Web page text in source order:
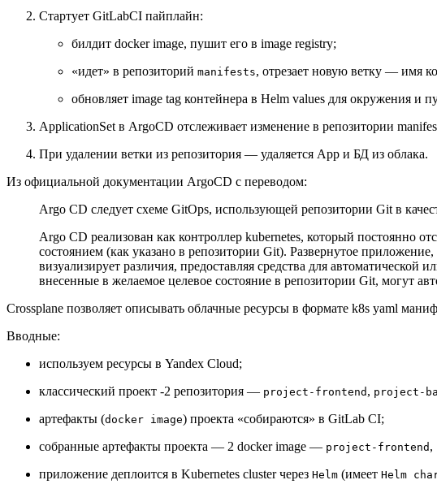
Стартует GitLabCI пайплайн:
билдит docker image, пушит его в image registry;
«идет» в репозиторий manifests, отрезает новую ветку — имя
обновляет image tag контейнера в Helm values для окружения и
ApplicationSet в ArgoCD отслеживает изменение в репозитории
При удалении ветки из репозитория — удаляется App и БД из облака.
Из официальной документации ArgoCD с переводом:
Argo CD следует схеме GitOps, использующей репозитории Git в
Argo CD реализован как контроллер kubernetes, который постоянно
состоянием (как указано в репозитории Git). Развернутое
визуализирует различия, предоставляя средства для
внесенные в желаемое целевое состояние в репозитории Git, могут
Crossplane позволяет описывать облачные ресурсы в формате k8s yaml
Вводные:
используем ресурсы в Yandex Cloud;
классический проект -2 репозитория — project-frontend , project-
артефакты (docker image) проекта «собираются» в GitLab CI;
собранные артефакты проекта — 2 docker image — project-frontend ,
приложение деплоится в Kubernetes cluster через Helm (имеет Helm